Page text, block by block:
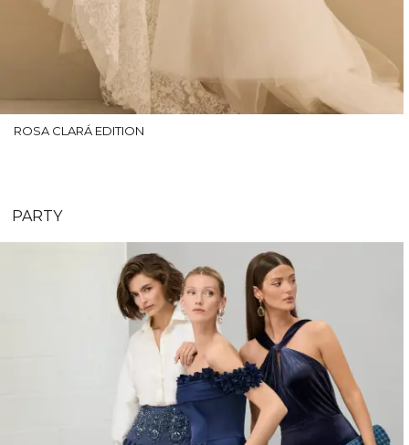
ROSA CLARÁ EDITION
PARTY